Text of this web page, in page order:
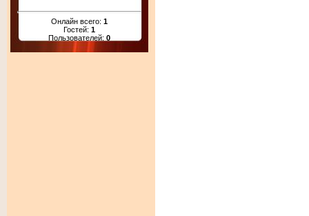
Онлайн всего: 1
Гостей: 1
Пользователей: 0